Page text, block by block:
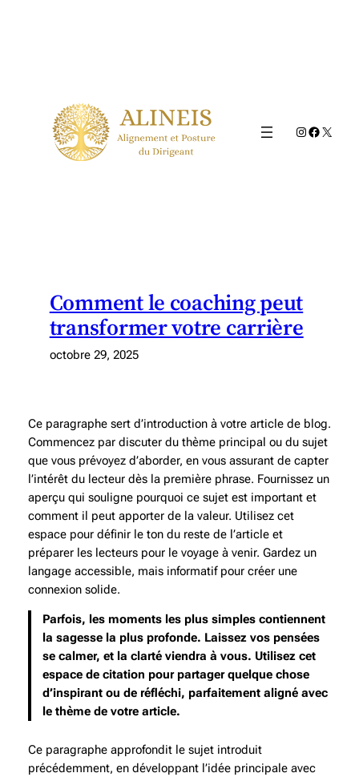
Instagram
X
Comment le coaching peut
transformer votre carrière
octobre 29, 2025
Ce paragraphe sert d’introduction à votre article de blog.
Commencez par discuter du thème principal ou du sujet
que vous prévoyez d’aborder, en vous assurant de capter
l’intérêt du lecteur dès la première phrase. Fournissez un
aperçu qui souligne pourquoi ce sujet est important et
comment il peut apporter de la valeur. Utilisez cet
espace pour définir le ton du reste de l’article et
préparer les lecteurs pour le voyage à venir. Gardez un
langage accessible, mais informatif pour créer une
connexion solide.
Parfois, les moments les plus simples contiennent
la sagesse la plus profonde. Laissez vos pensées
se calmer, et la clarté viendra à vous. Utilisez cet
espace de citation pour partager quelque chose
d’inspirant ou de réfléchi, parfaitement aligné avec
le thème de votre article.
Ce paragraphe approfondit le sujet introduit
précédemment, en développant l’idée principale avec